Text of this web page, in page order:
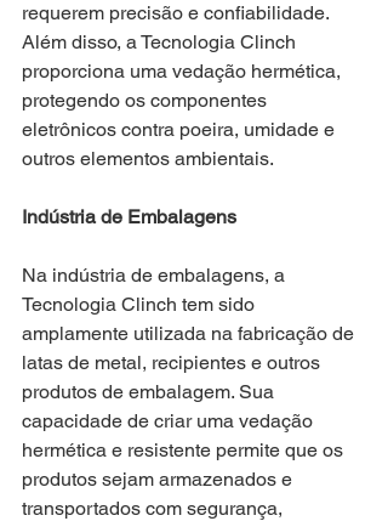
requerem precisão e confiabilidade.
Além disso, a Tecnologia Clinch
proporciona uma vedação hermética,
protegendo os componentes
eletrônicos contra poeira, umidade e
outros elementos ambientais.
Indústria de Embalagens
Na indústria de embalagens, a
Tecnologia Clinch tem sido
amplamente utilizada na fabricação de
latas de metal, recipientes e outros
produtos de embalagem. Sua
capacidade de criar uma vedação
hermética e resistente permite que os
produtos sejam armazenados e
transportados com segurança,